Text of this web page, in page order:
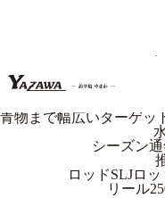
SLJ(スーパーライトジギ
エキスパートからビギ
青物まで幅広いターゲッ
シーズン
ロッドSLJロ
リール